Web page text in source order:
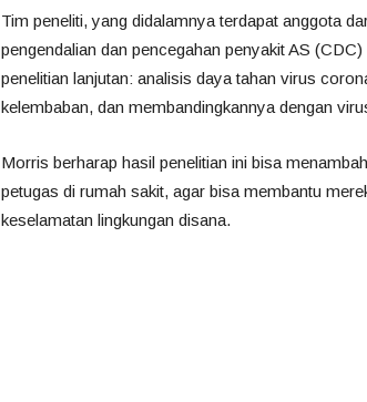
Tim peneliti, yang didalamnya terdapat anggota
pengendalian dan pencegahan penyakit AS
penelitian lanjutan: analisis daya tahan virus
kelembaban, dan membandingkannya dengan
Morris berharap hasil penelitian ini bisa
petugas di rumah sakit, agar bisa membantu
keselamatan lingkungan disana.